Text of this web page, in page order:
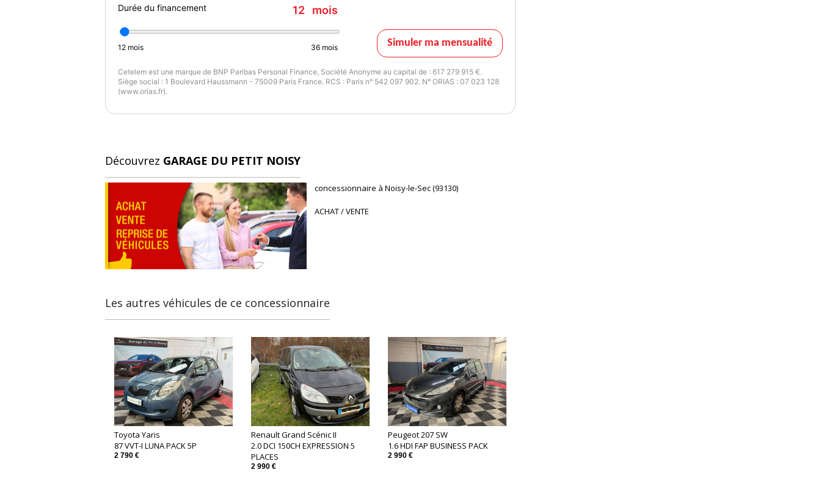
Durée du financement 12 mois
12 mois 36 mois Simuler ma mensualité
Cetelem est une marque de BNP Paribas Personal Finance, Société Anonyme au capital de : 617 279 915 €.
Siège social : 1 Boulevard Haussmann - 75009 Paris France. RCS : Paris n° 542 097 902. N° ORIAS : 07 023 128
(www.orias.fr).
Découvrez GARAGE DU PETIT NOISY
concessionnaire à Noisy-le-Sec (93130)
ACHAT / VENTE
Les autres véhicules de ce concessionnaire
Toyota Yaris
87 VVT-I LUNA PACK 5P
2 790 €
Renault Grand Scénic II
2.0 DCI 150CH EXPRESSION 5
PLACES
2 990 €
Peugeot 207 SW
1.6 HDI FAP BUSINESS PACK
2 990 €